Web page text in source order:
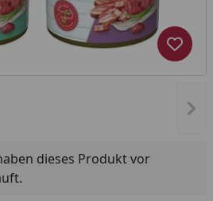
dieses Produkt vor